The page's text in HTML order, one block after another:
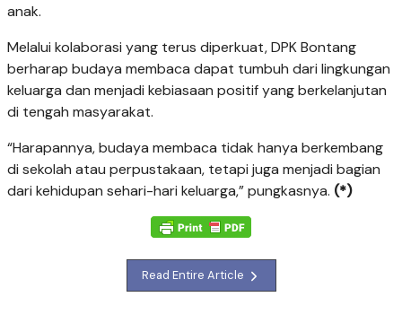
anak.
Melalui kolaborasi yang terus diperkuat, DPK Bontang
berharap budaya membaca dapat tumbuh dari lingkungan
keluarga dan menjadi kebiasaan positif yang berkelanjutan
di tengah masyarakat.
“Harapannya, budaya membaca tidak hanya berkembang
di sekolah atau perpustakaan, tetapi juga menjadi bagian
dari kehidupan sehari-hari keluarga,” pungkasnya. (*)
Read Entire Article